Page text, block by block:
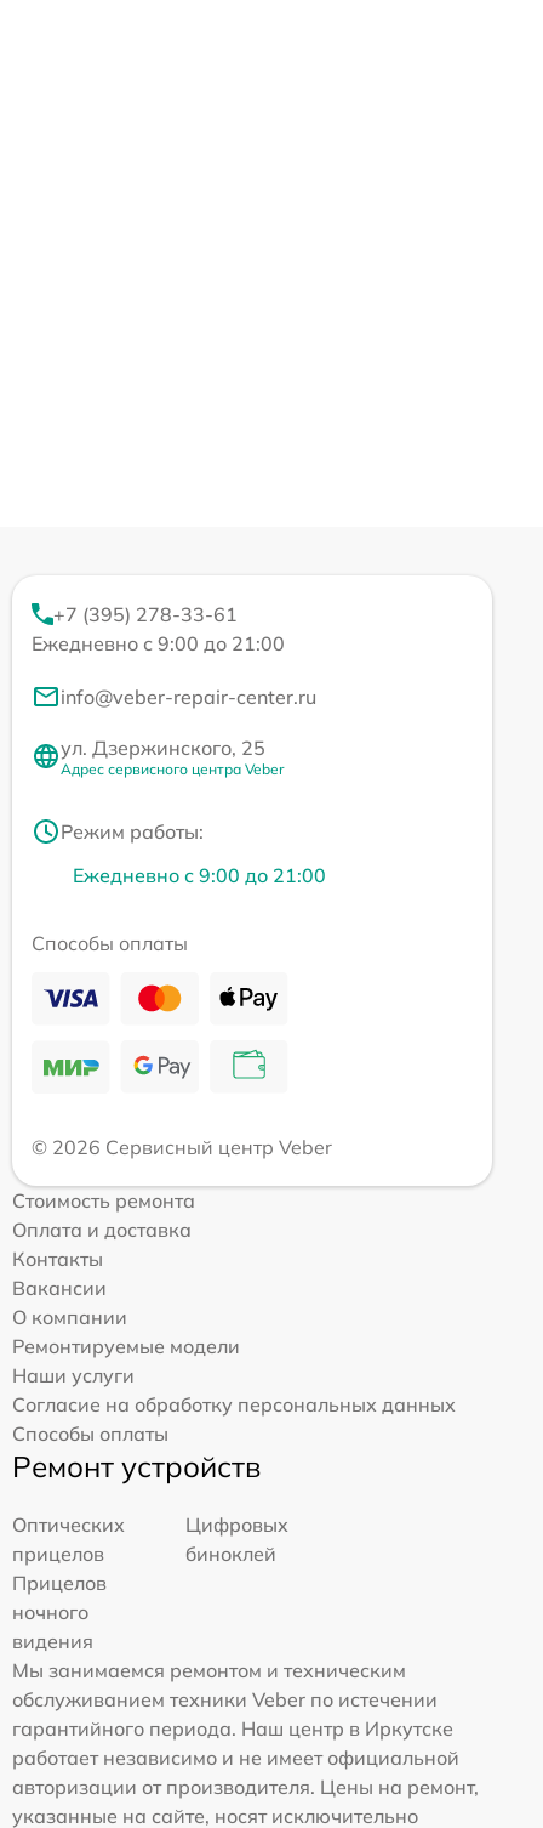
+7 (395) 278-33-61
Ежедневно с 9:00 до 21:00
info@veber-repair-center.ru
ул. Дзержинского, 25
Адрес сервисного центра Veber
Режим работы:
Ежедневно с 9:00 до 21:00
Способы оплаты
© 2026 Сервисный центр Veber
Стоимость ремонта
Оплата и доставка
Контакты
Вакансии
О компании
Ремонтируемые модели
Наши услуги
Согласие на обработку персональных данных
Способы оплаты
Ремонт устройств
Оптических
прицелов
Цифровых
биноклей
Прицелов
ночного
видения
Мы занимаемся ремонтом и техническим
обслуживанием техники Veber по истечении
гарантийного периода. Наш центр в Иркутске
работает независимо и не имеет официальной
авторизации от производителя. Цены на ремонт,
указанные на сайте, носят исключительно